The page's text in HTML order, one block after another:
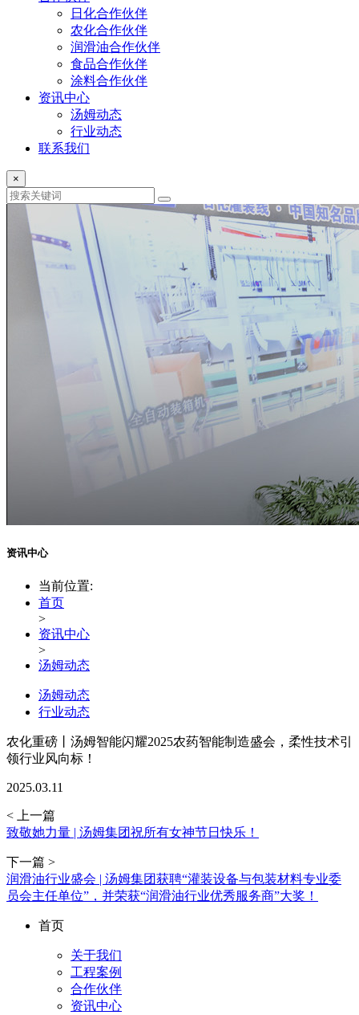
日化合作伙伴
农化合作伙伴
润滑油合作伙伴
食品合作伙伴
涂料合作伙伴
资讯中心
汤姆动态
行业动态
联系我们
×
资讯中心
当前位置:
首页
>
资讯中心
>
汤姆动态
汤姆动态
行业动态
农化重磅丨汤姆智能闪耀2025农药智能制造盛会，柔性技术引
领行业风向标！
2025.03.11
< 上一篇
致敬她力量 | 汤姆集团祝所有女神节日快乐！
下一篇 >
润滑油行业盛会 | 汤姆集团获聘“灌装设备与包装材料专业委
员会主任单位”，并荣获“润滑油行业优秀服务商”大奖！
首页
关于我们
工程案例
合作伙伴
资讯中心